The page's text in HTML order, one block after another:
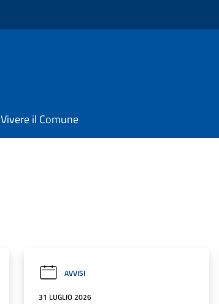
Vivere il Comune
AVVISI
31 LUGLIO 2026